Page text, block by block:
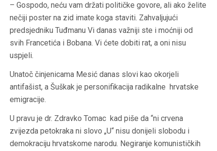
– Gospodo, neću vam držati političke govore, ali ako želite
nečiji poster na zid imate koga staviti. Zahvaljujući
predsjedniku Tuđmanu Vi danas važniji ste i moćniji od
svih Francetića i Bobana. Vi ćete dobiti rat, a oni nisu
uspjeli.
Unatoč činjenicama Mesić danas slovi kao okorjeli
antifašist, a Šuškak je personifikacija radikalne hrvatske
emigracije.
U pravu je dr. Zdravko Tomac kad piše da “ni crvena
zvijezda petokraka ni slovo „U“ nisu donijeli slobodu i
demokraciju hrvatskome narodu. Negiranje komunističkih